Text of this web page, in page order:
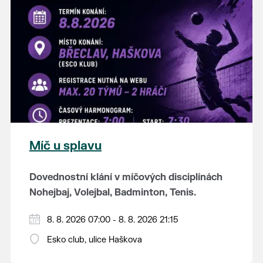
K tanci a poslechu bude hrát DH
Lanžhotčané.
Těšíme se na Vás!
Míč u splavu
Dovednostní klání v míčových disciplínách
Nohejbaj, Volejbal, Badminton, Tenis.
Zúčastnit se může max. 20 dvojčlenných
týmů - každý tým si zahraje min. 4 západy od
8. 8. 2026 07:00 - 8. 8. 2026 21:15
Esko club, ulice Haškova